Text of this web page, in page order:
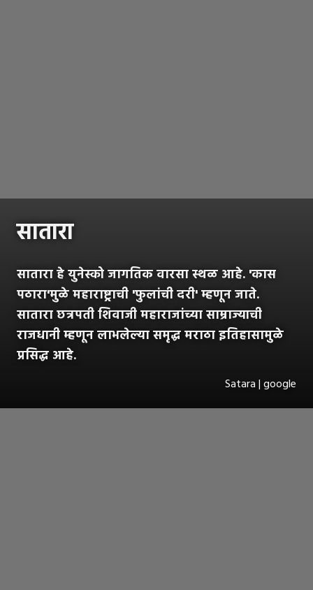
सातारा
सातारा हे युनेस्को जागतिक वारसा स्थळ आहे. 'कास
पठारा'मुळे महाराष्ट्राची 'फुलांची दरी' म्हणून जाते.
सातारा छत्रपती शिवाजी महाराजांच्या साम्राज्याची
राजधानी म्हणून लाभलेल्या समृद्ध मराठा इतिहासामुळे
प्रसिद्ध आहे.
Satara | google